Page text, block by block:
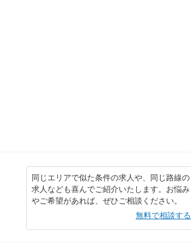
同じエリアで似た条件の求人や、同じ路線の
求人なども喜んでご紹介いたします。お悩み
やご希望があれば、ぜひご相談ください。
無料で相談する